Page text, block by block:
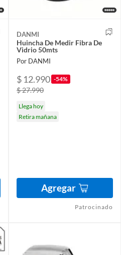
DANMI
Huincha De Medir Fibra De
Vidrio 50mts
Por DANMI
$ 12.990 -54%
$ 27.990
Llega hoy
Retira mañana
Agregar
Patrocinado